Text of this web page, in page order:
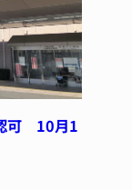
可 10月1